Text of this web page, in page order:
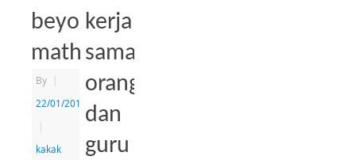
beyond
mathematics
By
|
22/01/2014
|
kakak
kerja
sama
orangtua
dan
guru